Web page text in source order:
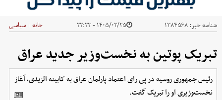
شناسه خبر:۱۳۸۴۵۶۸ ۱۴۰۵/۰۲/۲۵ - ۲۲:۲۳ خانه | سیاسی
تبریک پوتین به نخست‌وزیر جدید عراق
رئیس جمهوری روسیه در پی رای اعتماد پارلمان عراق به کابینه الزیدی، آغاز
نخست‌وزیری او را تبریک گفت.